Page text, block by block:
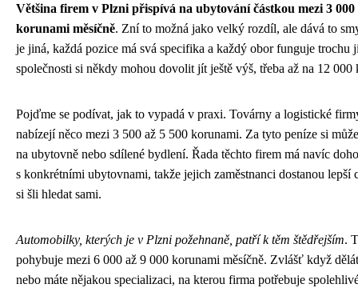
Většina firem v Plzni přispívá na ubytování částkou mezi 3 000
korunami měsíčně. Zní to možná jako velký rozdíl, ale dává to
je jiná, každá pozice má svá specifika a každý obor funguje trochu
společnosti si někdy mohou dovolit jít ještě výš, třeba až na 12 000
Pojďme se podívat, jak to vypadá v praxi. Továrny a logistické
nabízejí něco mezi 3 500 až 5 500 korunami. Za tyto peníze si
na ubytovně nebo sdílené bydlení. Řada těchto firem má navíc
s konkrétními ubytovnami, takže jejich zaměstnanci dostanou lepší
si šli hledat sami.
Automobilky, kterých je v Plzni požehnaně, patří k těm štědřejším.
pohybuje mezi 6 000 až 9 000 korunami měsíčně. Zvlášť když
nebo máte nějakou specializaci, na kterou firma potřebuje